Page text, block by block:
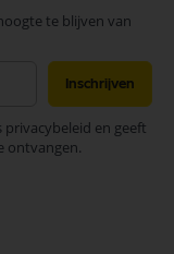
te blijven van
Inschrijven
en geeft
ontvangen.